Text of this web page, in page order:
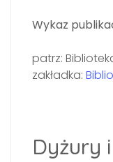
Wykaz
patrz:
zakładka:
Dyżury